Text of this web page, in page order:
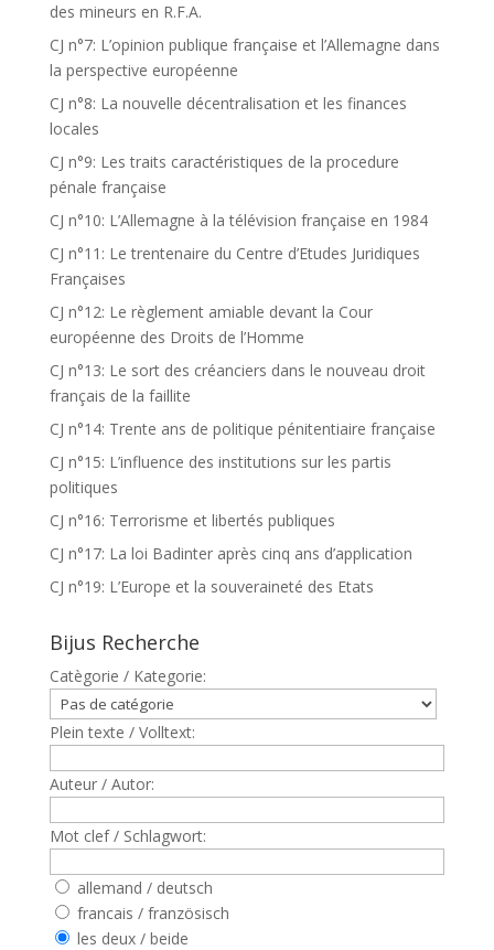
des mineurs en R.F.A.
CJ n°7: L’opinion publique française et l’Allemagne dans
la perspective européenne
CJ n°8: La nouvelle décentralisation et les finances
locales
CJ n°9: Les traits caractéristiques de la procedure
pénale française
CJ n°10: L’Allemagne à la télévision française en 1984
CJ n°11: Le trentenaire du Centre d’Etudes Juridiques
Françaises
CJ n°12: Le règlement amiable devant la Cour
européenne des Droits de l’Homme
CJ n°13: Le sort des créanciers dans le nouveau droit
français de la faillite
CJ n°14: Trente ans de politique pénitentiaire française
CJ n°15: L’influence des institutions sur les partis
politiques
CJ n°16: Terrorisme et libertés publiques
CJ n°17: La loi Badinter après cinq ans d’application
CJ n°19: L’Europe et la souveraineté des Etats
Bijus Recherche
Catègorie / Kategorie:
Plein texte / Volltext:
Auteur / Autor:
Mot clef / Schlagwort:
allemand / deutsch
francais / französisch
les deux / beide